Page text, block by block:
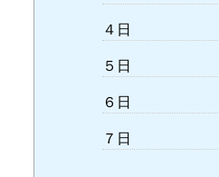
４日
５日
６日
７日